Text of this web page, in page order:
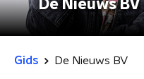
De Nieuws BV
Gids De Nieuws BV